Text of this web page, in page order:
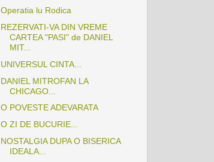
Operatia lu Rodica
REZERVATI-VA DIN VREME
CARTEA "PASI" de DANIEL
MIT...
UNIVERSUL CINTA...
DANIEL MITROFAN LA
CHICAGO...
O POVESTE ADEVARATA
O ZI DE BUCURIE...
NOSTALGIA DUPA O BISERICA
IDEALA...